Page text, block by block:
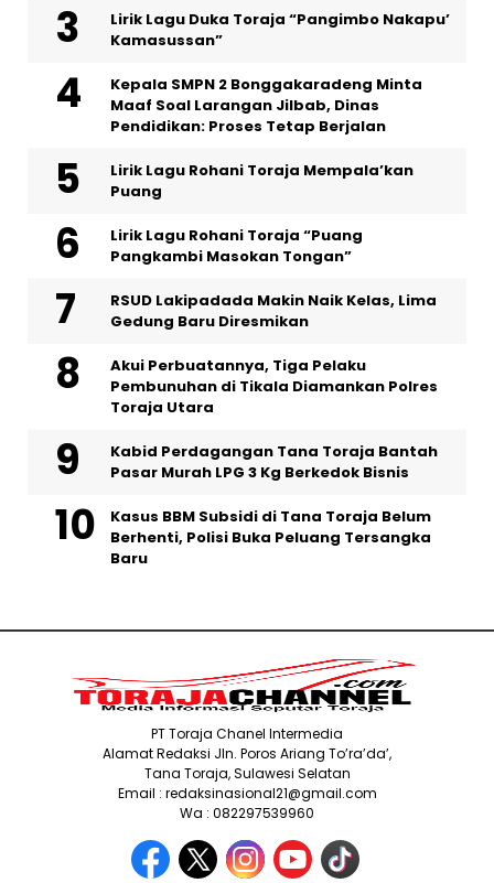
Lirik Lagu Duka Toraja “Pangimbo Nakapu’
Kamasussan”
Kepala SMPN 2 Bonggakaradeng Minta
Maaf Soal Larangan Jilbab, Dinas
Pendidikan: Proses Tetap Berjalan
Lirik Lagu Rohani Toraja Mempala’kan
Puang
Lirik Lagu Rohani Toraja “Puang
Pangkambi Masokan Tongan”
RSUD Lakipadada Makin Naik Kelas, Lima
Gedung Baru Diresmikan
Akui Perbuatannya, Tiga Pelaku
Pembunuhan di Tikala Diamankan Polres
Toraja Utara
Kabid Perdagangan Tana Toraja Bantah
Pasar Murah LPG 3 Kg Berkedok Bisnis
Kasus BBM Subsidi di Tana Toraja Belum
Berhenti, Polisi Buka Peluang Tersangka
Baru
PT Toraja Chanel Intermedia
Alamat Redaksi Jln. Poros Ariang To’ra’da’,
Tana Toraja, Sulawesi Selatan
Email : redaksinasional21@gmail.com
Wa : 082297539960